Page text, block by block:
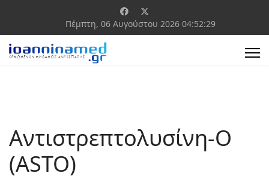
Πέμπτη, 06 Αυγούστου 2026 04:52:30
Αντιστρεπτολυσίνη-O
(ASTO)